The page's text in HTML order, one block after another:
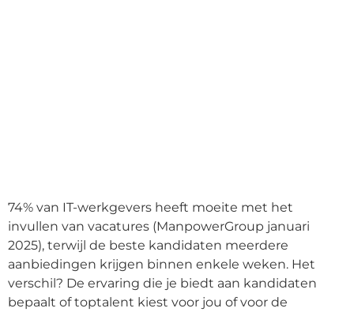
74% van IT-werkgevers heeft moeite met het
invullen van vacatures (ManpowerGroup januari
2025), terwijl de beste kandidaten meerdere
aanbiedingen krijgen binnen enkele weken. Het
verschil? De ervaring die je biedt aan kandidaten
bepaalt of toptalent kiest voor jou of voor de